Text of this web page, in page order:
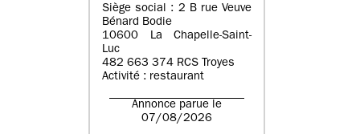
Siège social : 2 B rue Veuve
Bénard Bodie
10600 La Chapelle-Saint-
Luc
482 663 374 RCS Troyes
Activité : restaurant
Annonce parue le
07/08/2026